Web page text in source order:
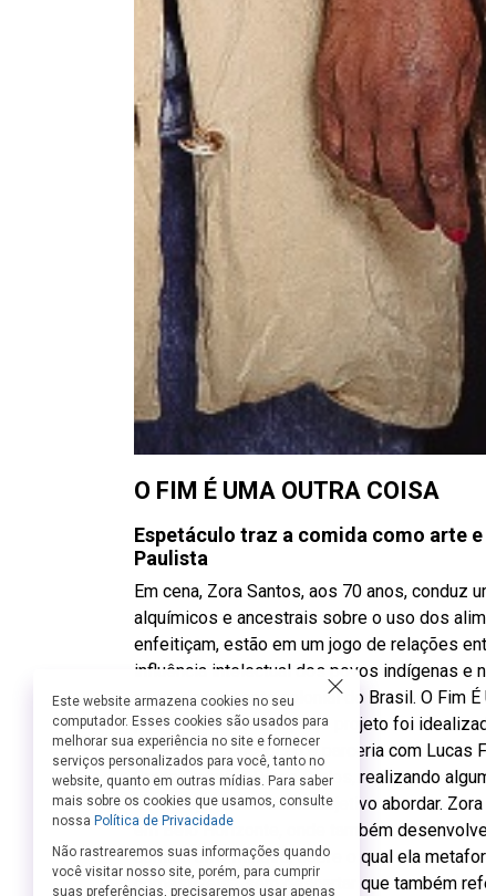
O FIM É UMA OUTRA COISA
Espetáculo traz a comida como arte
Paulista
Em cena, Zora Santos, aos 70 anos, conduz
alquímicos e ancestrais sobre o uso dos
enfeitiçam, estão em um jogo de relações
influência intelectual dos povos indígenas e
passado presente colonial do Brasil. O Fim
performático inédito, cujo projeto foi
seguiu em concepção e parceria com
Grace Passô e Dione Carlos, realizando
a obra agora tem como objetivo abordar.
em Belo Horizonte, onde também
comida afro-mineira, sobre o qual ela
comestíveis”, sem descartar que também
Este website armazena cookies no seu
computador. Esses cookies são usados para
melhorar sua experiência no site e fornecer
serviços personalizados para você, tanto no
website, quanto em outras mídias. Para saber
mais sobre os cookies que usamos, consulte
nossa Política de Privacidade
Não rastrearemos suas informações quando
você visitar nosso site, porém, para cumprir
suas preferências, precisaremos usar apenas